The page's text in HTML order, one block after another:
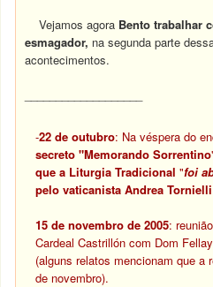
Vejamos agora Bento trabalhar
esmagador, na segunda parte
acontecimentos.
-22 de outubro: Na véspera do
secreto "Memorando Sorrentino
que a Liturgia Tradicional"foi
pelo vaticanista Andrea
15 de novembro de 2005:
Cardeal Castrillón com Dom
(alguns relatos mencionam que a
de novembro).